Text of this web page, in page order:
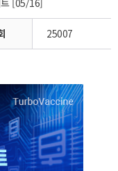
트 [05/16]
25007